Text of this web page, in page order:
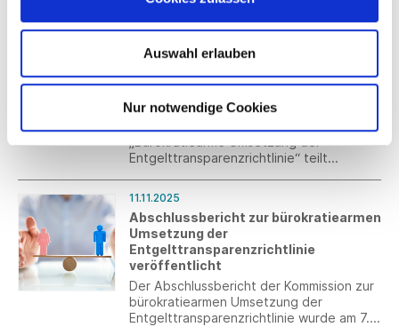
Auswahl erlauben
Nur notwendige Cookies
Bekleidung ab 2027 überarbeitet.
Entgelttransparenz:
Kommissionsempfehlungen müssen
als Handlungsauftrag verstanden
werden
„Bürokratiearme Umsetzung der
Entgelttransparenzrichtlinie“ teilt
Handlungsanleitungen überführt werden.
11.11.2025
Abschlussbericht zur bürokratiearmen
Umsetzung der
Entgelttransparenzrichtlinie
veröffentlicht
Der Abschlussbericht der Kommission zur
bürokratiearmen Umsetzung der
Entgelttransparenzrichtlinie wurde am 7.